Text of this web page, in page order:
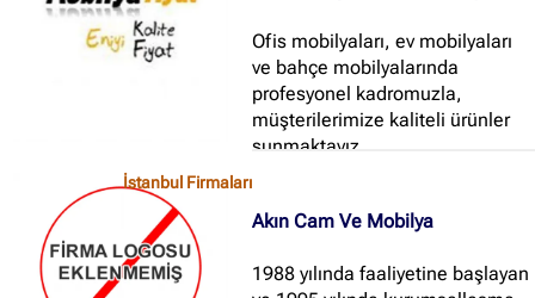
divan, somya, karyola, katlanır
divan, portatif kumaş gardrop,
masa, sandalye vb...
Ofis mobilyaları, ev mobilyaları
ve bahçe mobilyalarında
profesyonel kadromuzla,
müşterilerimize kaliteli ürünler
sunmaktayız...
İstanbul Firmaları
Akın Cam Ve Mobilya
1988 yılında faaliyetine başlayan